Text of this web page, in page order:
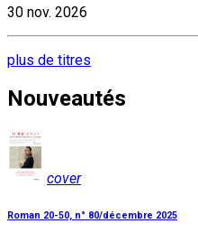
30 nov. 2026
plus de titres
Nouveautés
cover
Roman 20-50, n° 80/décembre 2025